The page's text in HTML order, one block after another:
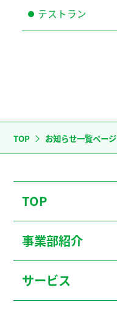
テストラン
TOP お知らせ一覧ページ
TOP
事業部紹介
サービス